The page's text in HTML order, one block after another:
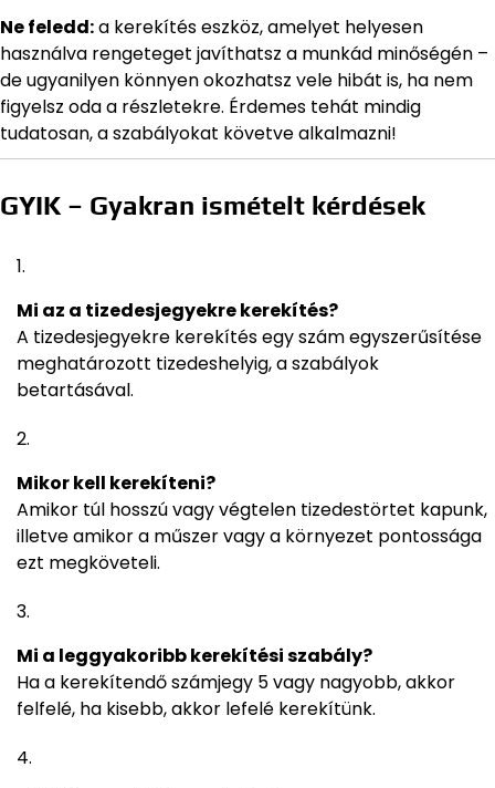
Ne feledd:a kerekítés eszköz, amelyet helyesen
használva rengeteget javíthatsz a munkád minőségén –
de ugyanilyen könnyen okozhatsz vele hibát is, ha nem
figyelsz oda a részletekre. Érdemes tehát mindig
tudatosan, a szabályokat követve alkalmazni!
GYIK – Gyakran ismételt kérdések
Mi az a tizedesjegyekre kerekítés?
A tizedesjegyekre kerekítés egy szám egyszerűsítése
meghatározott tizedeshelyig, a szabályok
betartásával.
Mikor kell kerekíteni?
Amikor túl hosszú vagy végtelen tizedestörtet kapunk,
illetve amikor a műszer vagy a környezet pontossága
ezt megköveteli.
Mi a leggyakoribb kerekítési szabály?
Ha a kerekítendő számjegy 5 vagy nagyobb, akkor
felfelé, ha kisebb, akkor lefelé kerekítünk.